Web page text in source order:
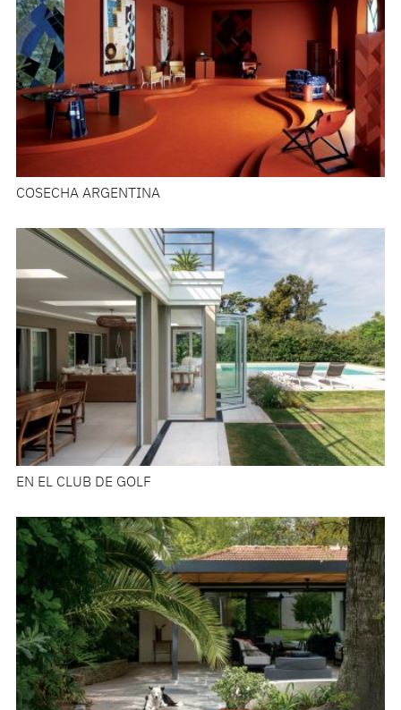
COSECHA ARGENTINA
EN EL CLUB DE GOLF